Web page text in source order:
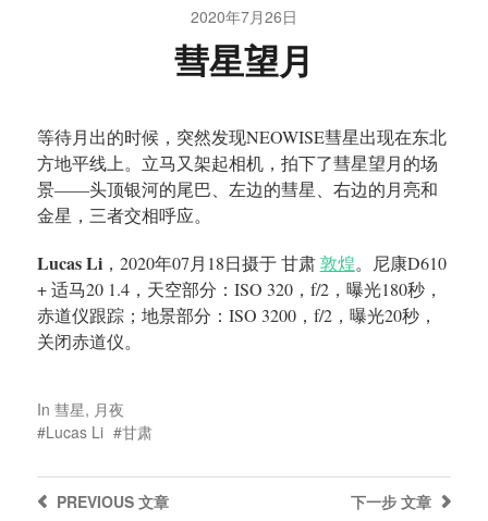
2020年7月26日
彗星望月
等待月出的时候，突然发现NEOWISE彗星出现在东北
方地平线上。立马又架起相机，拍下了彗星望月的场
景——头顶银河的尾巴、左边的彗星、右边的月亮和
金星，三者交相呼应。
Lucas Li，2020年07月18日摄于 甘肃敦煌。尼康D610
+ 适马20 1.4，天空部分：ISO 320，f/2，曝光180秒，
赤道仪跟踪；地景部分：ISO 3200，f/2，曝光20秒，
关闭赤道仪。
In 彗星, 月夜
Lucas Li
甘肃
下一步 文章
PREVIOUS文章